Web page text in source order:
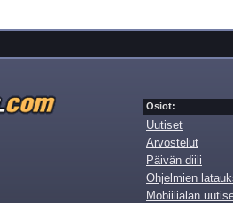
Osiot:
Uutiset
Arvostelut
Päivän diili
Ohjelmien
Mobiilialan